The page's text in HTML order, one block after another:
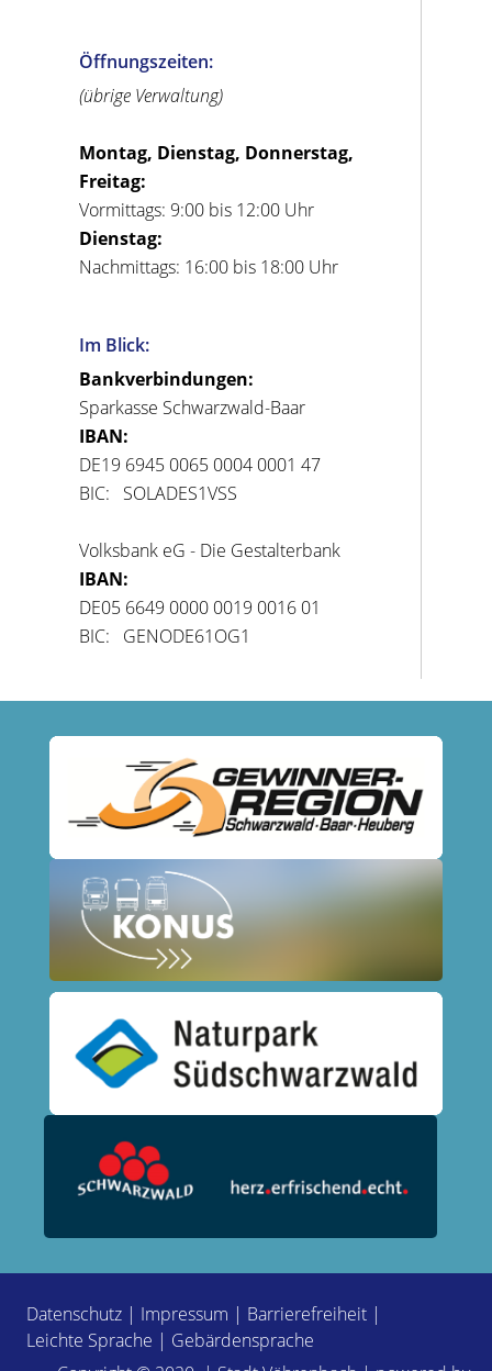
Öffnungszeiten:
(übrige Verwaltung)
Montag, Dienstag, Donnerstag,
Freitag:
Vormittags: 9:00 bis 12:00 Uhr
Dienstag:
Nachmittags: 16:00 bis 18:00 Uhr
Im Blick:
Bankverbindungen:
Sparkasse Schwarzwald-Baar
IBAN:
DE19 6945 0065 0004 0001 47
BIC: SOLADES1VSS
Volksbank eG - Die Gestalterbank
IBAN:
DE05 6649 0000 0019 0016 01
BIC: GENODE61OG1
Datenschutz | Impressum | Barrierefreiheit |
Leichte Sprache | Gebärdensprache